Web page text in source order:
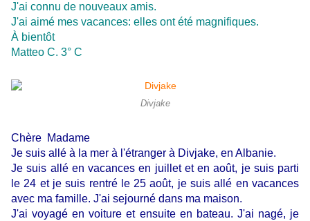
J'ai connu de nouveaux amis.
J'ai aimé mes vacances: elles ont été magnifiques.
À bientôt
Matteo C. 3° C
Divjake
Chère Madame
Je suis allé à la mer à l'étranger à Divjake, en Albanie.
Je suis allé en vacances en juillet et en août, je suis parti
le 24 et je suis rentré le 25 août, je suis allé en vacances
avec ma famille. J'ai sejourné dans ma maison.
J'ai voyagé en voiture et ensuite en bateau. J'ai nagé, je